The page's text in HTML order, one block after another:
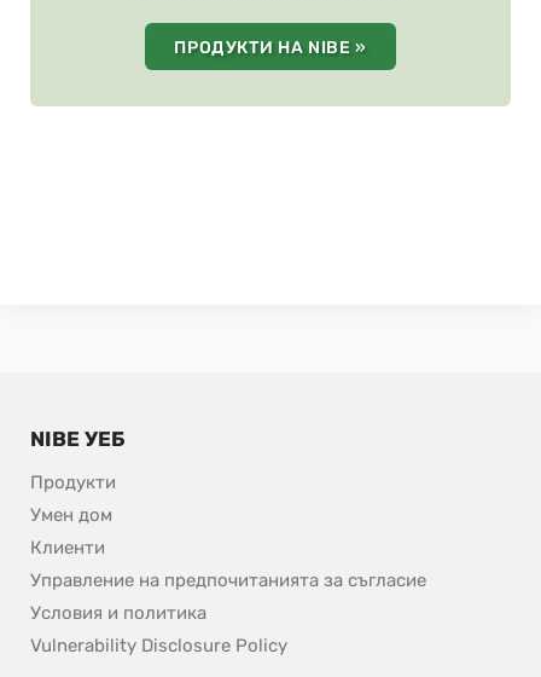
ПРОДУКТИ НА NIBE »
NIBE УЕБ
Продукти
Умен дом
Клиенти
Управление на предпочитанията за съгласие
Условия и политика
Vulnerability Disclosure Policypdf, 153.9 kB.